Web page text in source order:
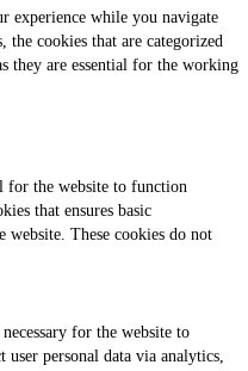
experience while you navigate
the cookies that are categorized
they are essential for the working
for the website to function
that ensures basic
website. These cookies do not
for the website to
personal data via analytics,